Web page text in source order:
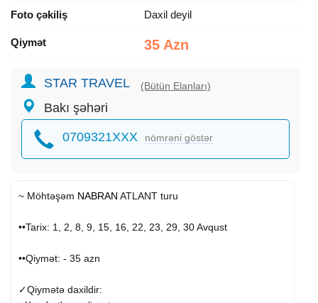
Foto çəkiliş Daxil deyil
Qiymət 35 Azn
STAR TRAVEL (Bütün Elanları)
Bakı şəhəri
0709321XXX nömrəni göstər
~ Möhtəşəm NABRAN ATLANT turu
••Tarix: 1, 2, 8, 9, 15, 16, 22, 23, 29, 30 Avqust
••Qiymət: - 35 azn
✓Qiymətə daxildir: